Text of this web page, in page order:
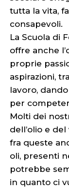
tutta la vita,
consapevoli.
La Scuola di
offre anche
proprie
aspirazioni,
lavoro,
per
Molti dei
dell’olio e
fra queste
oli, presenti
potrebbe
in quanto ci